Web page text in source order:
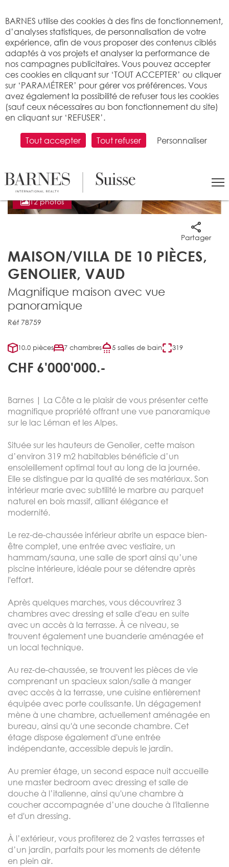
12 photos
MAISON/VILLA DE 10 PIÈCES,
GENOLIER, VAUD
Partager
Magnifique maison avec vue
panoramique
Réf 78759
10.0 pièces 7 chambres 5 salles de bain 319
CHF 6'000'000.-
Barnes | La Côte a le plaisir de vous présenter cette
magnifique propriété offrant une vue panoramique
sur le lac Léman et les Alpes.
Située sur les hauteurs de Genolier, cette maison
d’environ 319 m2 habitables bénéficie d’un
ensoleillement optimal tout au long de la journée.
Elle se distingue par la qualité de ses matériaux. Son
intérieur marie avec subtilité le marbre au parquet
naturel en bois massif, alliant élégance et
modernité.
Le rez-de-chaussée inférieur abrite un espace bien-
être complet, une entrée avec vestiaire, un
hammam/sauna, une salle de sport ainsi qu’une
piscine intérieure, idéale pour se détendre après
l'effort.
Après quelques marches, vous découvrirez 3
chambres avec dressing et salle d'eau en suite
avec un accès à la terrasse. À ce niveau, se
trouvent également une buanderie aménagée et
un local technique.
Au rez-de-chaussée, se trouvent les pièces de vie
comprenant un spacieux salon/salle à manger
avec accès à la terrasse, une cuisine entièrement
équipée avec porte coulissante. Un dégagement
mène à une chambre, actuellement aménagée en
bureau, ainsi qu'à une seconde chambre. Cet
étage dispose également d'une entrée
indépendante, accessible depuis le jardin.
Au premier étage, un second espace nuit accueille
une master bedroom avec dressing et salle de
douche à l’italienne, ainsi qu'une chambre à
coucher accompagnée d’une douche à l'italienne
et d'un dressing.
À l’extérieur, vous profiterez de 2 vastes terrasses et
d’un jardin, parfaits pour les moments de détente
en plein air.
BARNES utilise des cookies à des fins de fonctionnement,
d’analyses statistiques, de personnalisation de votre
expérience, afin de vous proposer des contenus ciblés
adaptés à vos projets et analyser la performance de
nos campagnes publicitaires. Vous pouvez accepter
ces cookies en cliquant sur ‘TOUT ACCEPTER’ ou cliquer
sur ‘PARAMÉTRER’ pour gérer vos préférences. Vous
avez également la possibilité de refuser tous les cookies
(sauf ceux nécessaires au bon fonctionnement du site)
en cliquant sur ‘REFUSER’.
Tout accepter Tout refuser Personnaliser